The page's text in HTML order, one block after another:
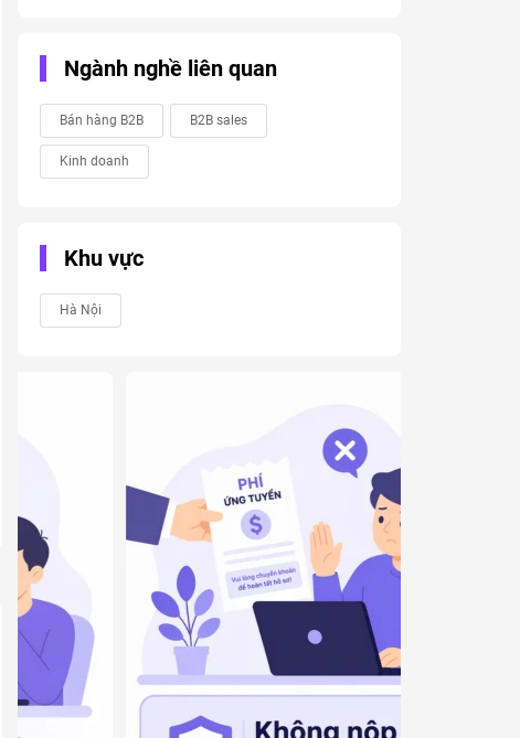
Ngành nghề liên quan
Bán hàng B2B B2B sales
Kinh doanh
Khu vực
Hà Nội